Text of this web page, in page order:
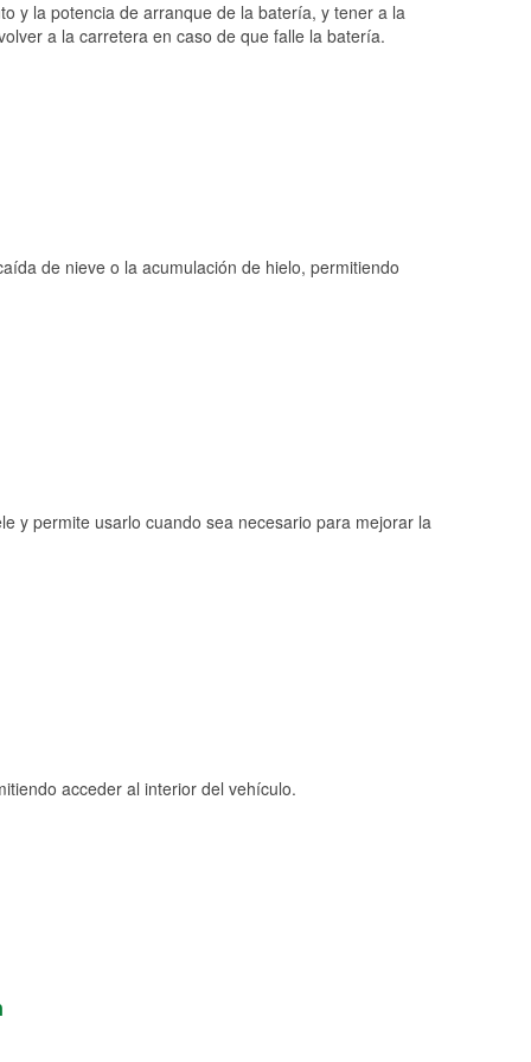
y la potencia de arranque de la batería, y tener a la
a la carretera en caso de que falle la batería.
de nieve o la acumulación de hielo, permitiendo
y permite usarlo cuando sea necesario para mejorar la
acceder al interior del vehículo.